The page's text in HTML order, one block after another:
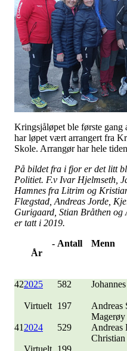
Kringsjåløpet ble første gang
har løpet vært arrangert fra
Skole. Arrangør har hele
På bildet fra i fjor er det litt
Politiet. F.v Ivar Hjelmseth,
Hamnes fra Litrim og
Flægstad, Andreas Jorde,
Gurigaard, Stian Bråthen
er tatt i 2019.
År
- Antall Menn
422025
Virtuelt
582
197
Andreas
Magerøy
41 2024
Virtuelt
529
199
Andreas